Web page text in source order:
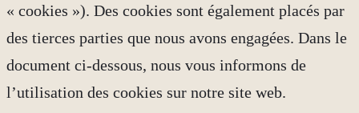
« cookies »). Des cookies sont également placés par
des tierces parties que nous avons engagées. Dans le
document ci-dessous, nous vous informons de
l’utilisation des cookies sur notre site web.